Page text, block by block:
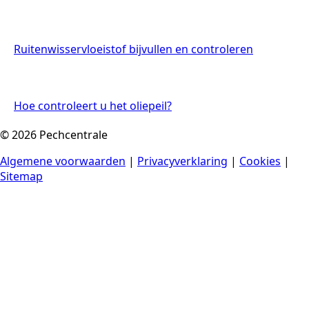
Ruitenwisservloeistof bijvullen en controleren
Hoe controleert u het oliepeil?
© 2026 Pechcentrale
Algemene voorwaarden | Privacyverklaring | Cookies |
Sitemap